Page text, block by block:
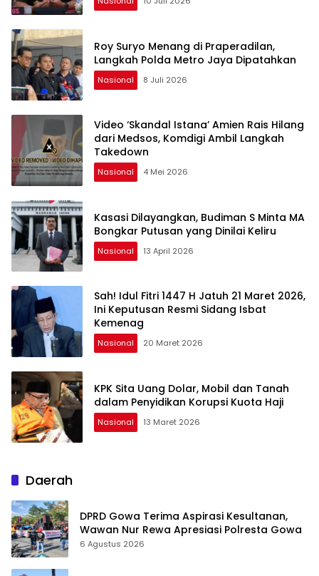
Roy Suryo Menang di Praperadilan,
Langkah Polda Metro Jaya Dipatahkan
Nasional 8 Juli 2026
Video ‘Skandal Istana’ Amien Rais Hilang
dari Medsos, Komdigi Ambil Langkah
Takedown
Nasional 4 Mei 2026
Kasasi Dilayangkan, Budiman S Minta MA
Bongkar Putusan yang Dinilai Keliru
Nasional 13 April 2026
Sah! Idul Fitri 1447 H Jatuh 21 Maret 2026,
Ini Keputusan Resmi Sidang Isbat
Kemenag
Nasional 20 Maret 2026
KPK Sita Uang Dolar, Mobil dan Tanah
dalam Penyidikan Korupsi Kuota Haji
Nasional 13 Maret 2026
Daerah
DPRD Gowa Terima Aspirasi Kesultanan,
Wawan Nur Rewa Apresiasi Polresta Gowa
6 Agustus 2026